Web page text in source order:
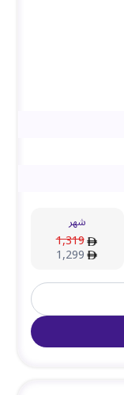
شهر
1,319
1,299